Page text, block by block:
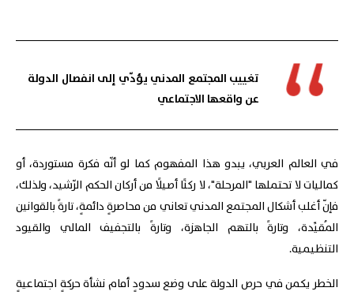
تغييب المجتمع المدني يؤدّي إلى انفصال الدولة
عن واقعها الاجتماعي
في العالم العربي، يبدو هذا المفهوم كما لو أنّه فكرة مستوردة، أو
كماليات لا تحتملها "المرحلة"، لا ركنًا أصيلًا من أركان الحكم الرّشيد، ولذلك،
فإنّ أغلب أشكال المجتمع المدني تعاني من محاصرةٍ دائمةٍ، تارةً بالقوانين
المُقيِّدة، وتارةً بالتهم الجاهزة، وتارةً بالتجفيف المالي والقيود
التنظيمية.
الخطر يكمن في حرص الدولة على وضع سدودٍ أمام نشأة حركةٍ اجتماعيةٍ